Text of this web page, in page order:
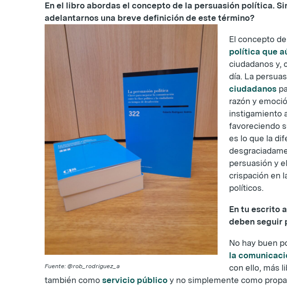
En el libro abordas el concepto de la persuasión política.
adelantarnos una breve definición de este término?
Fuente: @rob_rodriguez_a
El concepto
política que
ciudadanos y,
día. La
ciudadanos
razón y
instigamiento
favoreciendo
es lo que la
persuasión y
crispación en
políticos.
En tu escrito
deben seguir
No hay buen
la
con ello, más
también como servicio público y no simplemente como